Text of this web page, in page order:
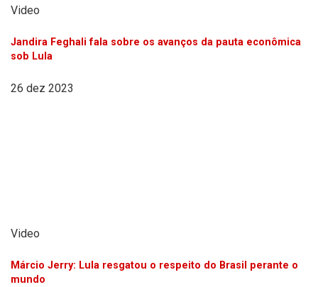
Video
Jandira Feghali fala sobre os avanços da pauta econômica
sob Lula
26 dez 2023
Video
Márcio Jerry: Lula resgatou o respeito do Brasil perante o
mundo